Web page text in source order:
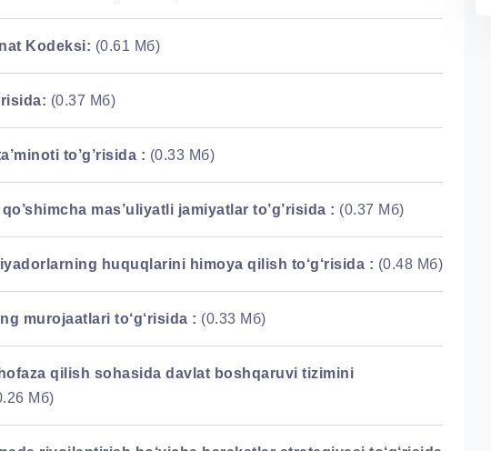
Kodeksi: (0.61 Мб)
(0.37 Мб)
to’g’risida : (0.33 Мб)
mas’uliyatli jamiyatlar to’g’risida : (0.37 Мб)
huquqlarini himoya qilish to‘g‘risida : (0.48 Мб)
murojaatlari to‘g‘risida : (0.33 Мб)
qilish sohasida davlat boshqaruvi tizimini
Мб)